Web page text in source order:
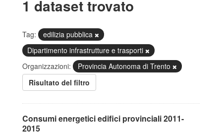
1 dataset trovato
Tag:
edilizia pubblica
Dipartimento infrastrutture e trasporti
Organizzazioni:
Provincia Autonoma di Trento
Risultato del filtro
Consumi energetici edifici provinciali 2011-
2015